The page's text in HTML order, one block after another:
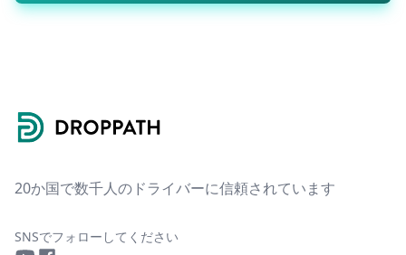
20か国で数千人のドライバーに信頼されています
SNSでフォローしてください